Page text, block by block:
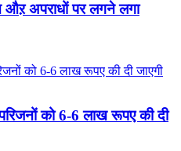
अपराधों पर लगने लगा
को 6-6 लाख रूपए की दी